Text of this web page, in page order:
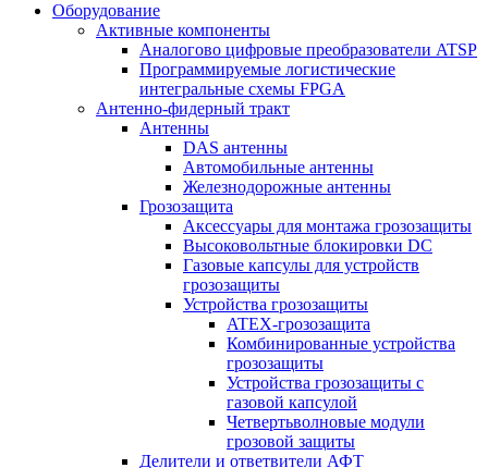
Оборудование
Активные компоненты
Аналогово цифровые преобразователи ATSP
Программируемые логистические
интегральные схемы FPGA
Антенно-фидерный тракт
Антенны
DAS антенны
Автомобильные антенны
Железнодорожные антенны
Грозозащита
Аксессуары для монтажа грозозащиты
Высоковольтные блокировки DC
Газовые капсулы для устройств
грозозащиты
Устройства грозозащиты
ATEX-грозозащита
Комбинированные устройства
грозозащиты
Устройства грозозащиты с
газовой капсулой
Четвертьволновые модули
грозовой защиты
Делители и ответвители АФТ